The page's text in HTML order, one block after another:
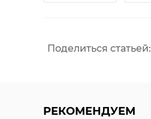
Поделиться статьей:
РЕКОМЕНДУЕМ